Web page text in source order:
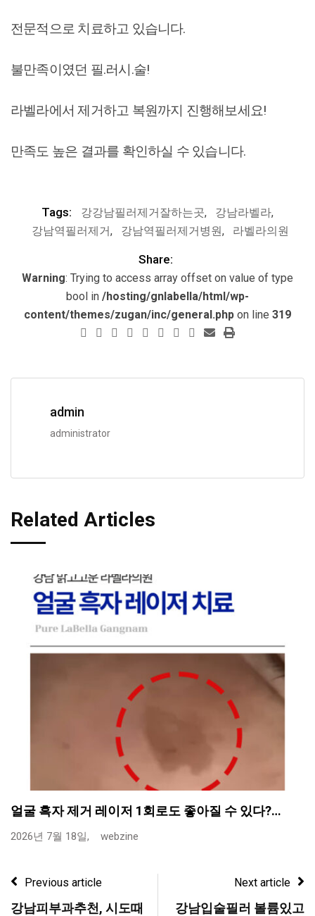
전문적으로 치료하고 있습니다.
불만족이였던 필.러시.술!
라벨라에서 제거하고 복원까지 진행해보세요!
만족도 높은 결과를 확인하실 수 있습니다.
Tags: 강강남필러제거잘하는곳, 강남라벨라,
강남역필러제거, 강남역필러제거병원, 라벨라의원
Share:
Warning: Trying to access array offset on value of type
bool in /hosting/gnlabella/html/wp-
content/themes/zugan/inc/general.php on line 319
admin
administrator
Related Articles
얼굴 흑자 제거 레이저 1회로도 좋아질 수 있다?…
2026년 7월 18일, webzine
Previous article
강남피부과추천, 시도때
Next article
강남입술필러 볼륨있고